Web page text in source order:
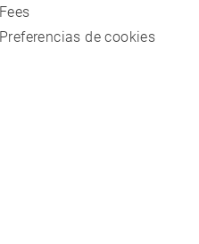
Fees
Preferencias de cookies